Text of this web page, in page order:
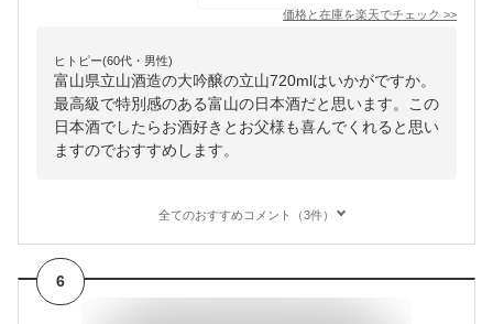
価格と在庫を楽天でチェック >>
ヒトピー(60代・男性)
富山県立山酒造の大吟醸の立山720mlはいかがですか。
最高級で特別感のある富山の日本酒だと思います。この
日本酒でしたらお酒好きとお父様も喜んでくれると思い
ますのでおすすめします。
全てのおすすめコメント（3件）
6